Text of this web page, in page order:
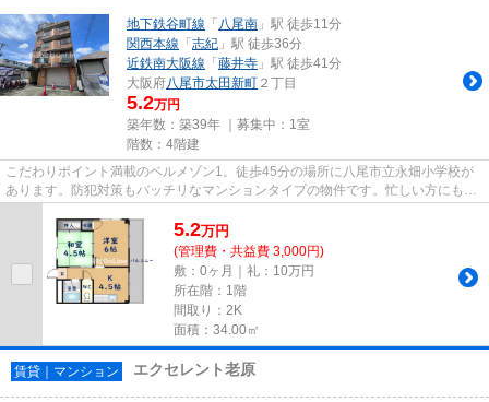
地下鉄谷町線 「 八尾南 」駅 徒歩11分
関西本線 「志紀 」駅 徒歩36分
近鉄南大阪線 「藤井寺 」駅 徒歩41分
大阪府八尾市太田新町 ２丁目
5.2万円
築年数：築39年 ｜募集中： 1室
階数：4階建
こだわりポイント満載のベルメゾン1。徒歩45分の場所に八尾市立永畑小学校が
あります。防犯対策もバッチリなマンションタイプの物件です。忙しい方にもお
すすめの、敷地内ごみ置き場付...
5.2万円
(管理費・共益費 3,000円)
敷：0ヶ月｜礼：10万円
所在階：1階
間取り：2K
面積：34.00㎡
賃貸｜マンション エクセレント老原